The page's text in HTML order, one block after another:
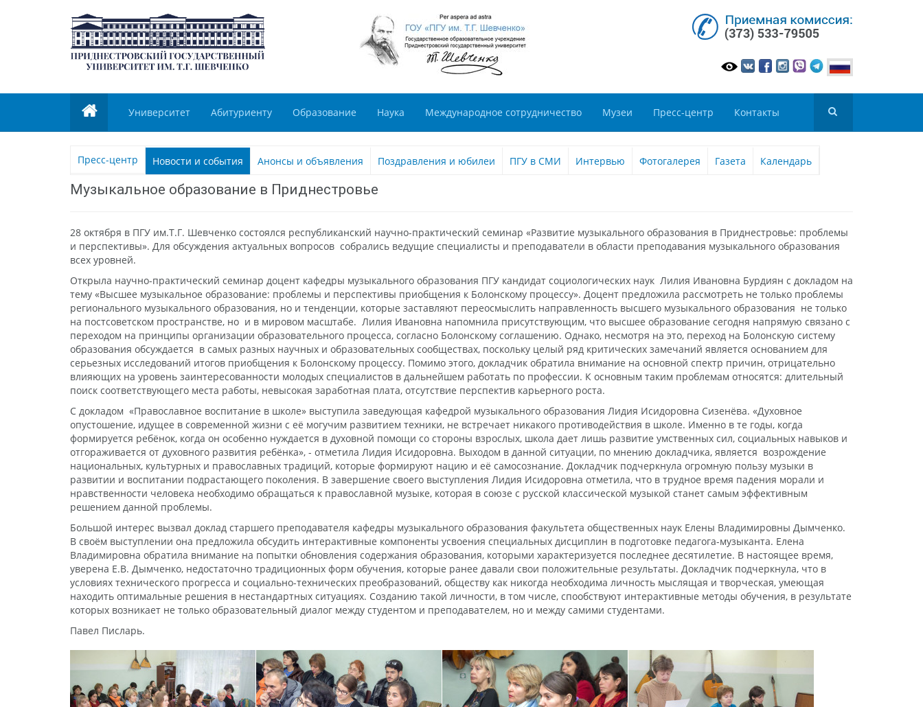
Университет Абитуриенту Образование Наука Международное сотрудничество Музеи Пресс-центр Контакты
Пресс-центр Новости и события Анонсы и объявления Поздравления и юбилеи ПГУ в СМИ Интервью Фотогалерея Газета Календарь
Музыкальное образование в Приднестровье
28 октября в ПГУ им.Т.Г. Шевченко состоялся республиканский научно-практический семинар «Развитие музыкального образования в Приднестровье: проблемы
и перспективы». Для обсуждения актуальных вопросов собрались ведущие специалисты и преподаватели в области преподавания музыкального образования
всех уровней.
Открыла научно-практический семинар доцент кафедры музыкального образования ПГУ кандидат социологических наук Лилия Ивановна Бурдиян с докладом на
тему «Высшее музыкальное образование: проблемы и перспективы приобщения к Болонскому процессу». Доцент предложила рассмотреть не только проблемы
регионального музыкального образования, но и тенденции, которые заставляют переосмыслить направленность высшего музыкального образования не только
на постсоветском пространстве, но и в мировом масштабе. Лилия Ивановна напомнила присутствующим, что высшее образование сегодня напрямую связано с
переходом на принципы организации образовательного процесса, согласно Болонскому соглашению. Однако, несмотря на это, переход на Болонскую систему
образования обсуждается в самых разных научных и образовательных сообществах, поскольку целый ряд критических замечаний является основанием для
серьезных исследований итогов приобщения к Болонскому процессу. Помимо этого, докладчик обратила внимание на основной спектр причин, отрицательно
влияющих на уровень заинтересованности молодых специалистов в дальнейшем работать по профессии. К основным таким проблемам относятся: длительный
поиск соответствующего места работы, невысокая заработная плата, отсутствие перспектив карьерного роста.
С докладом «Православное воспитание в школе» выступила заведующая кафедрой музыкального образования Лидия Исидоровна Сизенёва. «Духовное
опустошение, идущее в современной жизни с её могучим развитием техники, не встречает никакого противодействия в школе. Именно в те годы, когда
формируется ребёнок, когда он особенно нуждается в духовной помощи со стороны взрослых, школа дает лишь развитие умственных сил, социальных навыков и
отгораживается от духовного развития ребёнка», - отметила Лидия Исидоровна. Выходом в данной ситуации, по мнению докладчика, является возрождение
национальных, культурных и православных традиций, которые формируют нацию и её самосознание. Докладчик подчеркнула огромную пользу музыки в
развитии и воспитании подрастающего поколения. В завершение своего выступления Лидия Исидоровна отметила, что в трудное время падения морали и
нравственности человека необходимо обращаться к православной музыке, которая в союзе с русской классической музыкой станет самым эффективным
решением данной проблемы.
Большой интерес вызвал доклад старшего преподавателя кафедры музыкального образования факультета общественных наук Елены Владимировны Дымченко.
В своём выступлении она предложила обсудить интерактивные компоненты усвоения специальных дисциплин в подготовке педагога-музыканта. Елена
Владимировна обратила внимание на попытки обновления содержания образования, которыми характеризуется последнее десятилетие. В настоящее время,
уверена Е.В. Дымченко, недостаточно традиционных форм обучения, которые ранее давали свои положительные результаты. Докладчик подчеркнула, что в
условиях технического прогресса и социально-технических преобразований, обществу как никогда необходима личность мыслящая и творческая, умеющая
находить оптимальные решения в нестандартных ситуациях. Созданию такой личности, в том числе, спообствуют интерактивные методы обучения, в результате
которых возникает не только образовательный диалог между студентом и преподавателем, но и между самими студентами.
Павел Писларь.